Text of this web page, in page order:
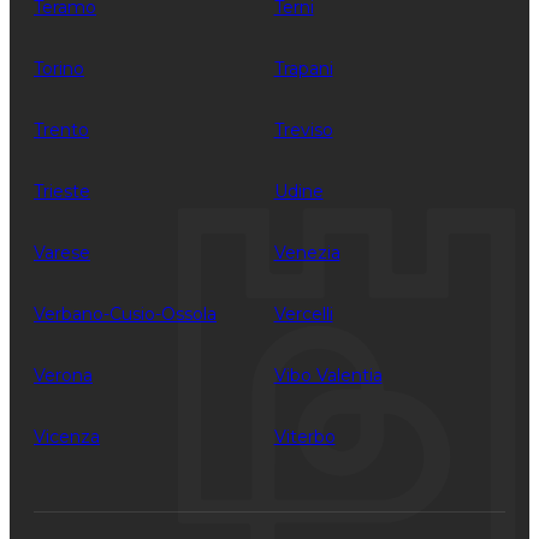
Teramo Terni
Torino Trapani
Trento Treviso
Trieste Udine
Varese Venezia
Verbano-Cusio-Ossola Vercelli
Verona Vibo Valentia
Vicenza Viterbo